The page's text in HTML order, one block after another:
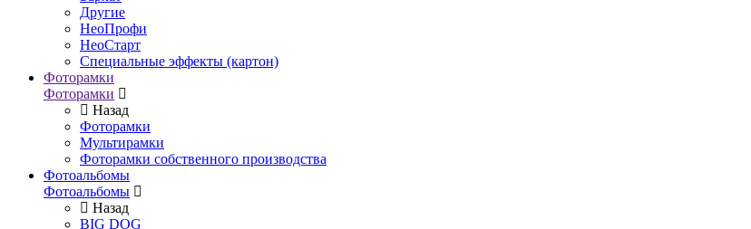
Другие
НеоПрофи
НеоСтарт
Специальные эффекты (картон)
Фоторамки
Фоторамки
Назад
Фоторамки
Мультирамки
Фоторамки собственного производства
Фотоальбомы
Фотоальбомы
Назад
BIG DOG